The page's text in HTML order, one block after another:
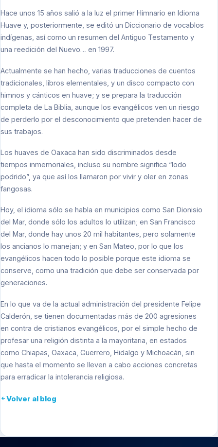
Hace unos 15 años salió a la luz el primer Himnario en Idioma
Huave y, posteriormente, se editó un Diccionario de vocablos
indígenas, así como un resumen del Antiguo Testamento y
una reedición del Nuevo… en 1997.
Actualmente se han hecho, varias traducciones de cuentos
tradicionales, libros elementales, y un disco compacto con
himnos y cánticos en huave; y se prepara la traducción
completa de La Biblia, aunque los evangélicos ven un riesgo
de perderlo por el desconocimiento que pretenden hacer de
sus trabajos.
Los huaves de Oaxaca han sido discriminados desde
tiempos inmemoriales, incluso su nombre significa “lodo
podrido”, ya que así los llamaron por vivir y oler en zonas
fangosas.
Hoy, el idioma sólo se habla en municipios como San Dionisio
del Mar, donde sólo los adultos lo utilizan; en San Francisco
del Mar, donde hay unos 20 mil habitantes, pero solamente
los ancianos lo manejan; y en San Mateo, por lo que los
evangélicos hacen todo lo posible porque este idioma se
conserve, como una tradición que debe ser conservada por
generaciones.
En lo que va de la actual administración del presidente Felipe
Calderón, se tienen documentadas más de 200 agresiones
en contra de cristianos evangélicos, por el simple hecho de
profesar una religión distinta a la mayoritaria, en estados
como Chiapas, Oaxaca, Guerrero, Hidalgo y Michoacán, sin
que hasta el momento se lleven a cabo acciones concretas
para erradicar la intolerancia religiosa.
Volver al blog